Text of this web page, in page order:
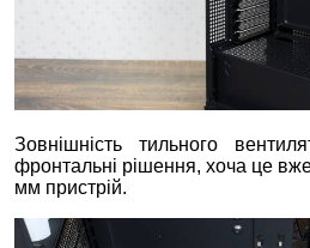
Зовнішність тильного
фронтальні рішення, хоча це
мм пристрій.